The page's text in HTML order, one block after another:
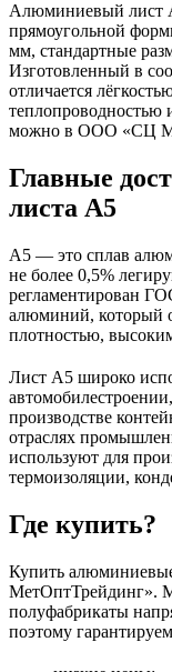
Алюминиевый лист
прямоугольной
мм, стандартные
Изготовленный в
отличается
теплопроводностью
можно в ООО «СЦ
Главные
листа А5
А5 — это сплав
не более 0,5%
регламентирован
алюминий, который
плотностью,
Лист А5 широко
производстве
отраслях
используют для
термоизоляции,
Где купить?
Купить
МетОптТрейдинг».
полуфабрикаты
поэтому